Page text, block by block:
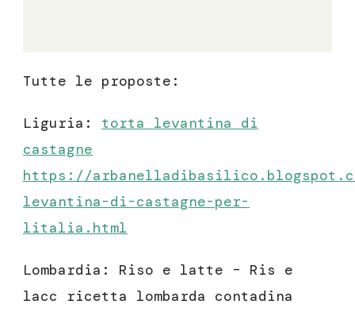
Tutte le proposte:
Liguria: torta levantina di
castagne
https://
levantina-di-castagne-per-
litalia.html
Lombardia: Riso e latte – Ris e
lacc ricetta lombarda contadina